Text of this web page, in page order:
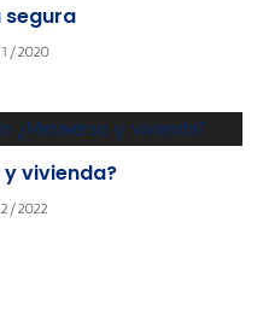
segura
2020
vivienda?
2022